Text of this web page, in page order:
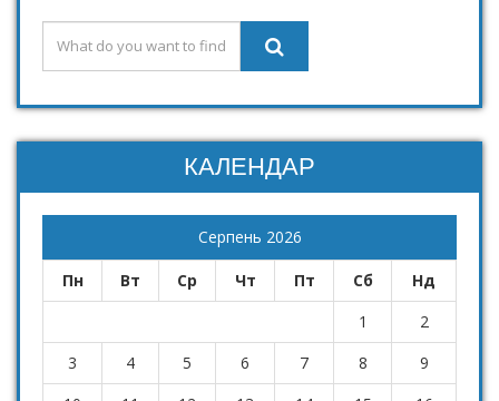
КАЛЕНДАР
Серпень 2026
Пн Вт Ср Чт Пт Сб
Нд
1
2
3
4 5 6 7 8
9